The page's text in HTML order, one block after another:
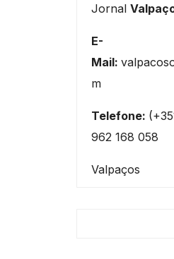
Jornal
E-
Mail:
m
Telefone:
962 168 058
Valpaços